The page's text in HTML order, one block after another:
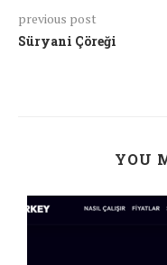
previous post
Süryani Çöreği
YOU